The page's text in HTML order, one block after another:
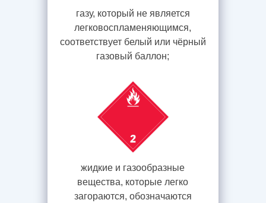
газу, который не является
легковоспламеняющимся,
соответствует белый или чёрный
газовый баллон;
жидкие и газообразные
вещества, которые легко
загораются, обозначаются